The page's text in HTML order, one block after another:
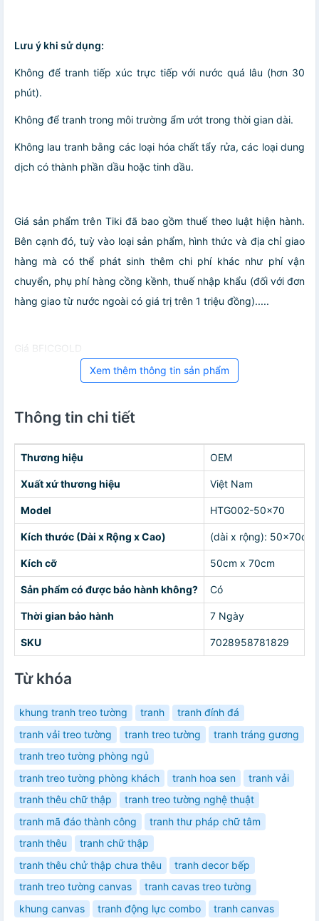
Lưu ý khi sử dụng:
Không để tranh tiếp xúc trực tiếp với nước quá lâu (hơn 30
phút).
Không để tranh trong môi trường ẩm ướt trong thời gian dài.
Không lau tranh bằng các loại hóa chất tẩy rửa, các loại dung
dịch có thành phần dầu hoặc tinh dầu.
Giá sản phẩm trên Tiki đã bao gồm thuế theo luật hiện hành.
Bên cạnh đó, tuỳ vào loại sản phẩm, hình thức và địa chỉ giao
hàng mà có thể phát sinh thêm chi phí khác như phí vận
chuyển, phụ phí hàng cồng kềnh, thuế nhập khẩu (đối với đơn
hàng giao từ nước ngoài có giá trị trên 1 triệu đồng).....
Giá BFICGOLD
Xem thêm thông tin sản phẩm
Thông tin chi tiết
Thương hiệu OEM
Xuất xứ thương hiệu Việt Nam
Model HTG002-50x70
Kích thước (Dài x Rộng x Cao) (dài x rộng): 50x70cm
Kích cỡ 50cm x 70cm
Sản phẩm có được bảo hành không? Có
Thời gian bảo hành 7 Ngày
SKU 7028958781829
Từ khóa
khung tranh treo tường tranh
tranh đính đá
tranh vải treo tường
tranh treo tường
tranh tráng gương
tranh treo tường phòng ngủ
tranh treo tường phòng khách
tranh hoa sen
tranh vải
tranh thêu chữ thập
tranh treo tường nghệ thuật
tranh mã đáo thành công
tranh thư pháp chữ tâm
tranh thêu
tranh chữ thập
tranh thêu chử thập chưa thêu
tranh decor bếp
tranh treo tường canvas
tranh cavas treo tường
khung canvas
tranh động lực combo
tranh canvas